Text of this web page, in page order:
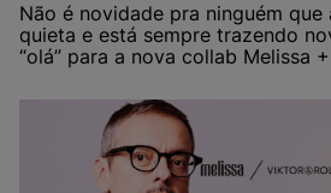
Não é novidade pra ninguém que
quieta e está sempre trazendo
“olá” para a nova collab Melissa